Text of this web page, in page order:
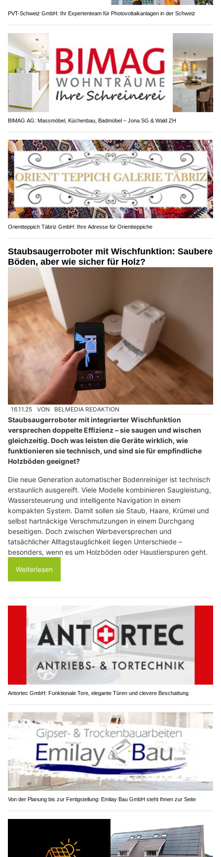
PVT-Schweiz GmbH: Ihr Expertenteam für Photovoltaikanlagen in der Schweiz
BIMAG AG: Massmöbel, Küchenbau, Badmöbel – Jona SG & Wald ZH
Orientteppich Täbriz GmbH: Ihre Adresse für Orientteppiche
Staubsaugerroboter mit Wischfunktion: Saubere
Böden, aber wie sicher für Holz?
16.11.25 VON BELMEDIA REDAKTION
Staubsaugerroboter mit integrierter Wischfunktion
versprechen doppelte Effizienz – sie saugen und wischen
gleichzeitig. Doch was leisten die Geräte wirklich, wie
funktionieren sie technisch, und sind sie für empfindliche
Holzböden geeignet?
Die neue Generation automatischer Bodenreiniger ist technisch
erstaunlich ausgereift. Viele Modelle kombinieren Saugleistung,
Wassersteuerung und intelligente Navigation in einem
kompakten System. Damit sollen sie Staub, Haare, Krümel und
selbst hartnäckige Verschmutzungen in einem Durchgang
beseitigen. Doch zwischen Werbeversprechen und
tatsächlicher Alltagstauglichkeit liegen Unterschiede –
besonders, wenn es um Holzböden oder Haustierspuren geht.
Weiterlesen
Antortec GmbH: Funktionale Tore, elegante Türen und clevere Beschattung
Von der Planung bis zur Fertigstellung: Emilay Bau GmbH steht Ihnen zur Seite